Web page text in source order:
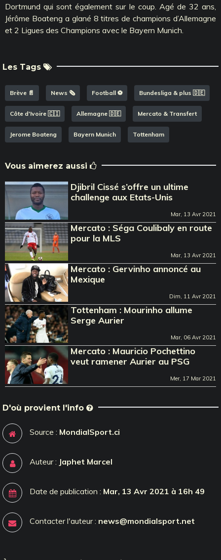
Dortmund qui sont également sur le coup. Agé de 32 ans,
Jérôme Boateng a glané 8 titres de champions d’Allemagne
et 2 Ligues des Champions avec le Bayern Munich.
Les Tags
Brève 📄 News 🗞️ Football ⚽️ Bundesliga & plus 🇩🇪
Côte d'Ivoire 🇨🇮 Allemagne 🇩🇪 Mercato & Transfert
Jerome Boateng Bayern Munich Tottenham
Vous aimerez aussi
Djibril Cissé s’offre un ultime
challenge aux Etats-Unis
Mar, 13 Avr 2021
Mercato : Séga Coulibaly en route
pour la MLS
Mar, 13 Avr 2021
Mercato : Gervinho annoncé au
Mexique
Dim, 11 Avr 2021
Tottenham : Mourinho allume
Serge Aurier
Mar, 06 Avr 2021
Mercato : Mauricio Pochettino
veut ramener Aurier au PSG
Mer, 17 Mar 2021
D'où provient l'info
Source : MondialSport.ci
Auteur : Japhet Marcel
Date de publication : Mar, 13 Avr 2021 à 16h 49
Contacter l'auteur : news@mondialsport.net